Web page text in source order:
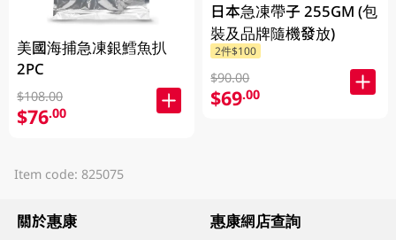
美國海捕急凍銀鱈魚扒
2PC
$108.00
$76.00
日本急凍帶子 255GM (包
裝及品牌隨機發放)
2件$100
$90.00
$69.00
Item code: 825075
關於惠康 惠康網店查詢